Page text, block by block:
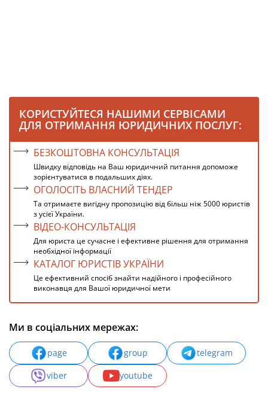
КОРИСТУЙТЕСЯ НАШИМИ СЕРВІСАМИ
ДЛЯ ОТРИМАННЯ ЮРИДИЧНИХ ПОСЛУГ:
БЕЗКОШТОВНА КОНСУЛЬТАЦІЯ
Швидку відповідь на Ваш юридичний питання допоможе
зорієнтуватися в подальших діях.
ОГОЛОСІТЬ ВЛАСНИЙ ТЕНДЕР
Та отримаєте вигідну пропозицію від більш ніж 5000 юристів
з усієї України.
ВІДЕО-КОНСУЛЬТАЦІЯ
Для юриста це сучасне і ефективне рішення для отримання
необхідної інформації
КАТАЛОГ ЮРИСТІВ УКРАЇНИ
Це ефективний спосіб знайти надійного і професійного
виконавця для Вашої юридичної мети
Ми в соціальних мережах:
page group
telegram
viber
youtube